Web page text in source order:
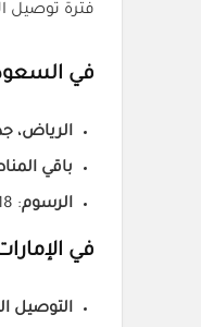
فترة توصيل
في
الرياض،
باقي
الرسوم: 18 ريالًا للطلبات أقل من 200 ريال.
في
التوصيل